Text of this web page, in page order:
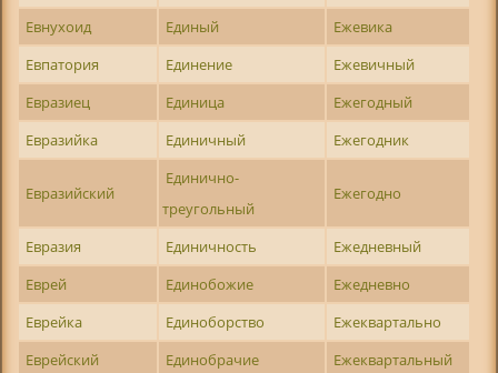
Евнухоид
Единый
Ежевика
Евпатория
Единение
Ежевичный
Евразиец
Единица
Ежегодный
Евразийка
Единичный Ежегодник
Евразийский
Единично-
треугольный
Ежегодно
Евразия Единичность
Ежедневный
Еврей
Единобожие
Ежедневно
Еврейка
Единоборство
Ежеквартально
Еврейский
Единобрачие
Ежеквартальный